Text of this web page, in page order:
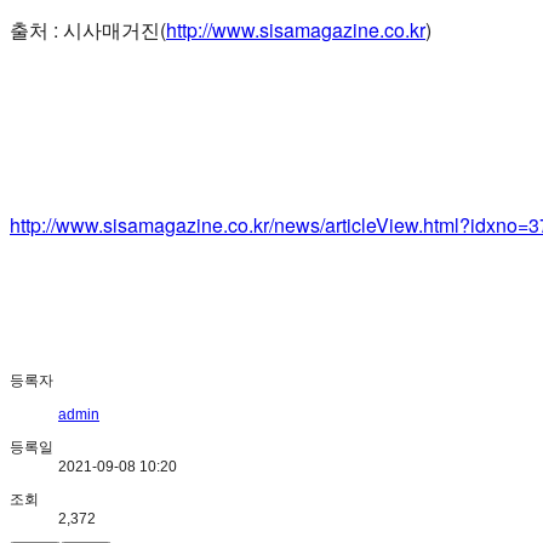
출처 : 시사매거진(http://www.sisamagazine.co.kr)
http://www.sisamagazine.co.kr/news/
등록자
admin
등록일
2021-09-08 10:20
조회
2,372